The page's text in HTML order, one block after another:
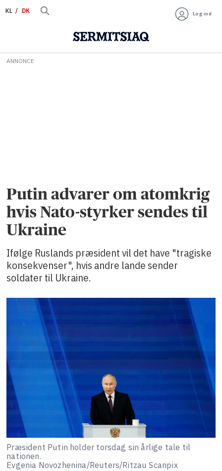
KL DK Log ind
ANNONCE
Putin advarer om atomkrig
hvis Nato-styrker sendes til
Ukraine
Ifølge Ruslands præsident vil det have "tragiske
konsekvenser", hvis andre lande sender
soldater til Ukraine.
Præsident Putin holder torsdag sin årlige tale til
nationen.
Evgenia Novozhenina/Reuters/Ritzau Scanpix